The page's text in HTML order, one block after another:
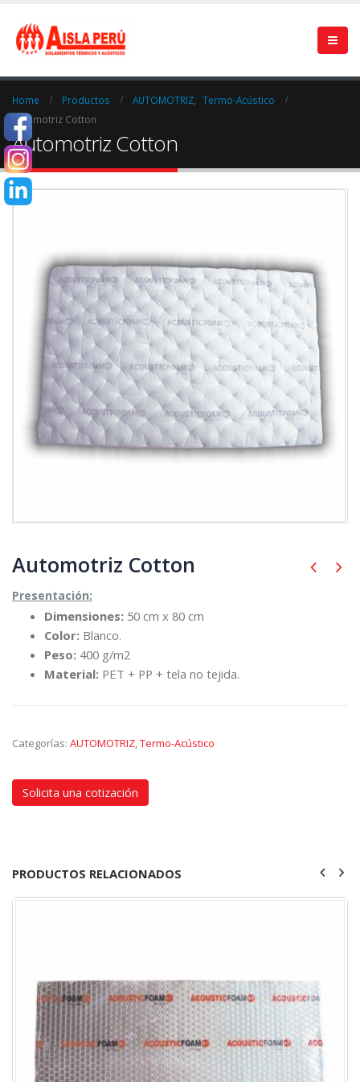
Home Productos AUTOMOTRIZ
Termo-Acústico
Automotriz Cotton
Automotriz Cotton
Automotriz Cotton
Presentación:
Dimensiones: 50 cm x 80 cm
Color: Blanco.
Peso: 400 g/m2
Material: PET + PP + tela no tejida.
Categorías: AUTOMOTRIZ,Termo-Acústico
Solicita una cotización
PRODUCTOS RELACIONADOS